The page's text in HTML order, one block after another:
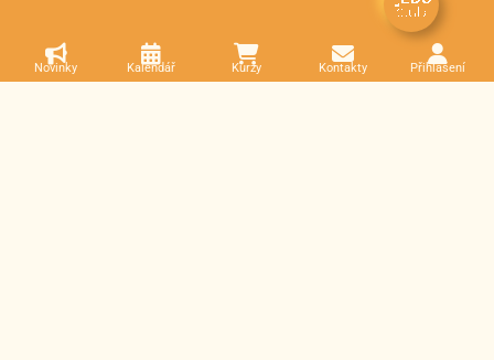
Novinky Kalendář Kurzy Kontakty Přihlášení